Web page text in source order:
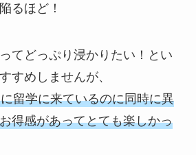
るほど！
てどっぷり浸かりたい！とい
すめしませんが、
留学に来ているのに同時に異
得感があってとても楽しかっ